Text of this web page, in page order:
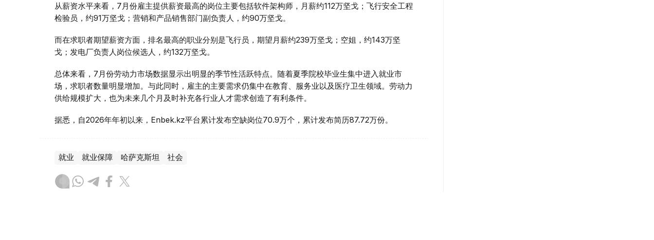
从薪资水平来看，7月份雇主提供薪资最高的岗位主要包括软件架构师，月薪约112万坚戈；飞行安全工程
检验员，约91万坚戈；营销和产品销售部门副负责人，约90万坚戈。
而在求职者期望薪资方面，排名最高的职业分别是飞行员，期望月薪约239万坚戈；空姐，约143万坚
戈；发电厂负责人岗位候选人，约132万坚戈。
总体来看，7月份劳动力市场数据显示出明显的季节性活跃特点。随着夏季院校毕业生集中进入就业市
场，求职者数量明显增加。与此同时，雇主的主要需求仍集中在教育、服务业以及医疗卫生领域。劳动力
供给规模扩大，也为未来几个月及时补充各行业人才需求创造了有利条件。
据悉，自2026年年初以来，Enbek.kz平台累计发布空缺岗位70.9万个，累计发布简历87.72万份。
就业 就业保障 哈萨克斯坦 社会